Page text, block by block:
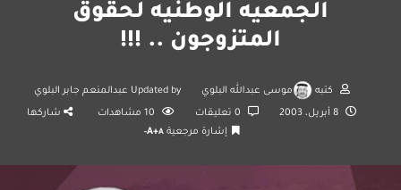
الجمعيه الوطنيه لحقوق
المتزوجون .. !!!
كتبه موسى عبدالله البلوي Updated by عبدالمنعم جابر البلوي
8 أبريل، 2003 10 مشاهدات
شاركها
إشارة مرجعية
A+A-